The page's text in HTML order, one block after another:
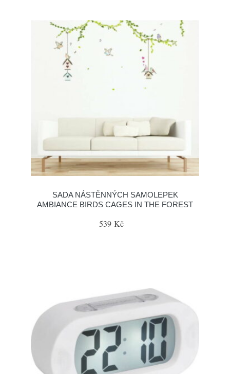
SADA NÁSTĚNNÝCH SAMOLEPEK
AMBIANCE BIRDS CAGES IN THE FOREST
539 Kč